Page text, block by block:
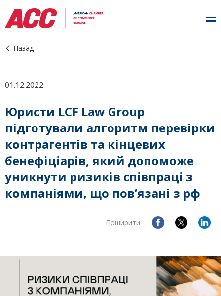
Назад
01.12.2022
Юристи LCF Law Group
підготували алгоритм перевірки
контрагентів та кінцевих
бенефіціарів, який допоможе
уникнути ризиків співпраці з
компаніями, що пов’язані з рф
Поширити: